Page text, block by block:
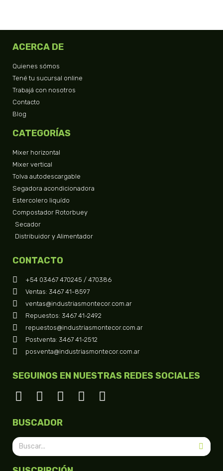
ACERCA DE
Quienes sómos
Tené tu sucursal online
Trabajá con nosotros
Contacto
Blog
CATEGORÍAS
Mixer horizontal
Mixer vertical
Tolva autodescargable
Segadora acondicionadora
Estercolero liquído
Compostador Rotorbuey
Secador
Distribuidor y Alimentador
CONTACTO
+54 03467 470245 / 470386
Ventas: 3467 41-8597
ventas@industriasmontecor.com.ar
Repuestos: 3467 41-2492
repuestos@industriasmontecor.com.ar
Postventa: 3467 41-2512
posventa@industriasmontecor.com.ar
SEGUINOS EN NUESTRAS REDES SOCIALES
BUSCADOR